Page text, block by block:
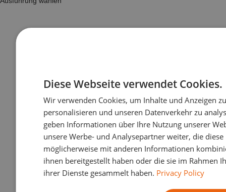
Diese Webseite verwendet Cookies.
Wir verwenden Cookies, um Inhalte und Anzeigen
personalisieren und unseren Datenverkehr zu
geben Informationen über Ihre Nutzung unserer
unsere Werbe- und Analysepartner weiter, die diese
möglicherweise mit anderen Informationen
ihnen bereitgestellt haben oder die sie im Rahmen
ihrer Dienste gesammelt haben. Privacy Policy